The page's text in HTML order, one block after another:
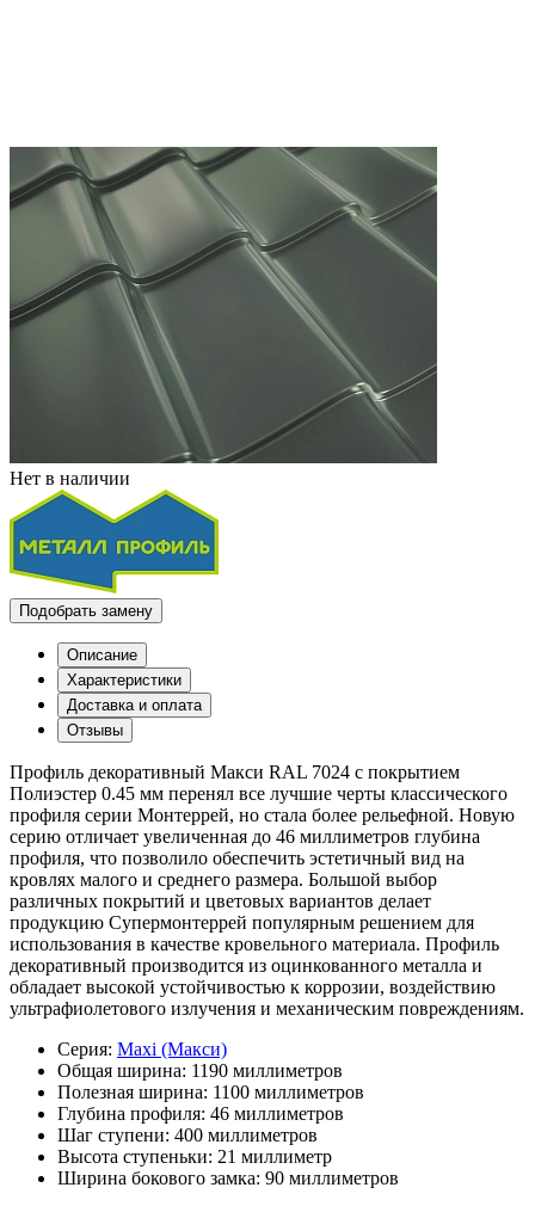
Нет в наличии
Подобрать замену
Описание
Характеристики
Доставка и оплата
Отзывы
Профиль декоративный Макси RAL 7024 с покрытием
Полиэстер 0.45 мм перенял все лучшие черты классического
профиля серии Монтеррей, но стала более рельефной. Новую
серию отличает увеличенная до 46 миллиметров глубина
профиля, что позволило обеспечить эстетичный вид на
кровлях малого и среднего размера. Большой выбор
различных покрытий и цветовых вариантов делает
продукцию Супермонтеррей популярным решением для
использования в качестве кровельного материала. Профиль
декоративный производится из оцинкованного металла и
обладает высокой устойчивостью к коррозии, воздействию
ультрафиолетового излучения и механическим повреждениям.
Серия: Maxi (Макси)
Общая ширина: 1190 миллиметров
Полезная ширина: 1100 миллиметров
Глубина профиля: 46 миллиметров
Шаг ступени: 400 миллиметров
Высота ступеньки: 21 миллиметр
Ширина бокового замка: 90 миллиметров